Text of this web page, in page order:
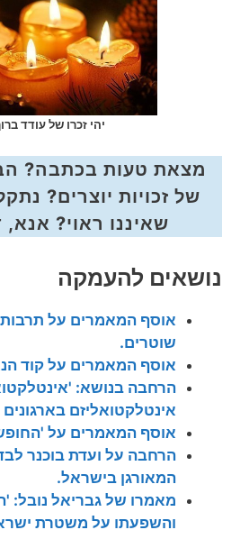
יהי זכרו של עודד
מצאת טעות בכתבה?
של זכויות יוצרים?
שאיננו ראוי? אנא,
נושאים להעמקה
אוסף המאמרים על
שוטרים.
אוסף המאמרים על קוד
הרחבה בנושא:
אינטלקטואליזם
אוסף המאמרים על
הרחבה על ועדת בוכנר
המאורגן בישראל.
מאמרו של גבריאל נובל:
והשפעתו על משטרת